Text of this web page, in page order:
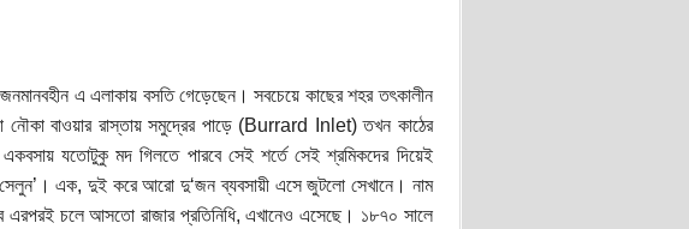
এ এলাকায় বসতি গেড়েছেন। সবচেয়ে কাছের শহর তৎকালীন
নৌকা বাওয়ার রাস্তায় সমুদ্রের পাড়ে (Burrard Inlet) তখন কাঠের
যতোটুকু মদ গিলতে পারবে সেই শর্তে সেই শ্রমিকদের দিয়েই
এক, দুই করে আরো দু‘জন ব্যবসায়ী এসে জুটলো সেখানে। নাম
চলে আসতো রাজার প্রতিনিধি, এখানেও এসেছে। ১৮৭০ সালে